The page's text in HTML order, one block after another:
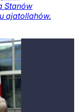
Stanów
ajatollahów.